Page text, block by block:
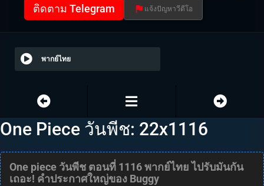
ติดตาม Telegram แจ้งปัญหาวีดีโอ
พากย์ไทย
One Piece วันพีช: 22x1116
One piece วันพีช ตอนที่ 1116 พากย์ไทย ไปรับมันกัน
เถอะ! คำประกาศใหญ่ของ Buggy